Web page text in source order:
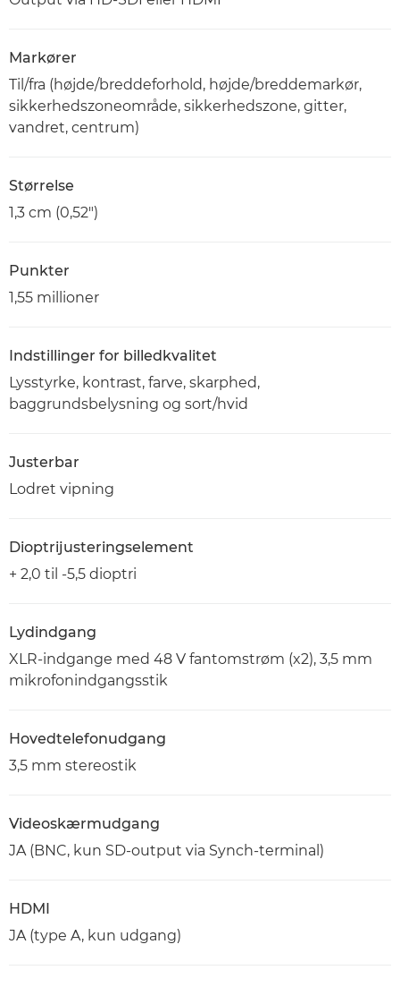
Markører
Til/fra (højde/breddeforhold, højde/breddemarkør,
sikkerhedszoneområde, sikkerhedszone, gitter,
vandret, centrum)
Størrelse
1,3 cm (0,52")
Punkter
1,55 millioner
Indstillinger for billedkvalitet
Lysstyrke, kontrast, farve, skarphed,
baggrundsbelysning og sort/hvid
Justerbar
Lodret vipning
Dioptrijusteringselement
+ 2,0 til -5,5 dioptri
Lydindgang
XLR-indgange med 48 V fantomstrøm (x2), 3,5 mm
mikrofonindgangsstik
Hovedtelefonudgang
3,5 mm stereostik
Videoskærmudgang
JA (BNC, kun SD-output via Synch-terminal)
HDMI
JA (type A, kun udgang)